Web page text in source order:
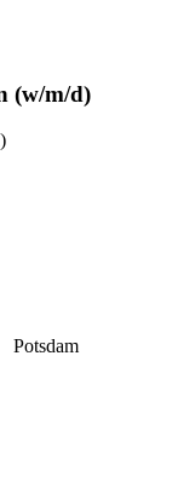
(w/m/d)
Potsdam